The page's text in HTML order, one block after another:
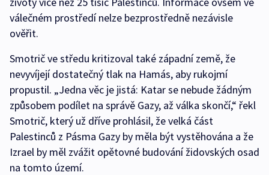
válečném prostředí nelze bezprostředně nezávisle
ověřit.
Smotrič ve středu kritizoval také západní země, že
nevyvíjejí dostatečný tlak na Hamás, aby rukojmí
propustil. „Jedna věc je jistá: Katar se nebude žádným
způsobem podílet na správě Gazy, až válka skončí,“ řekl
Smotrič, který už dříve prohlásil, že velká část
Palestinců z Pásma Gazy by měla být vystěhována a že
Izrael by měl zvážit opětovné budování židovských osad
na tomto území.